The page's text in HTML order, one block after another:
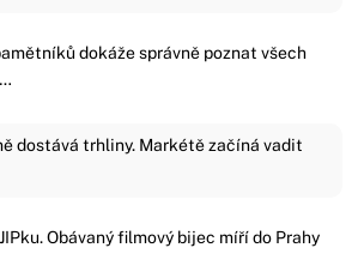
dokáže správně poznat všech
dostává trhliny. Markétě začíná vadit
Obávaný filmový bijec míří do Prahy